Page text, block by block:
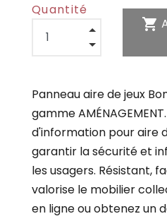
Quantité
shopping_cart Ajouter au panier /
Panneau aire de jeux
gamme
d'information pour aire
garantir la sécurité et
les usagers. Résistant,
valorise le mobilier
en ligne ou obtenez un